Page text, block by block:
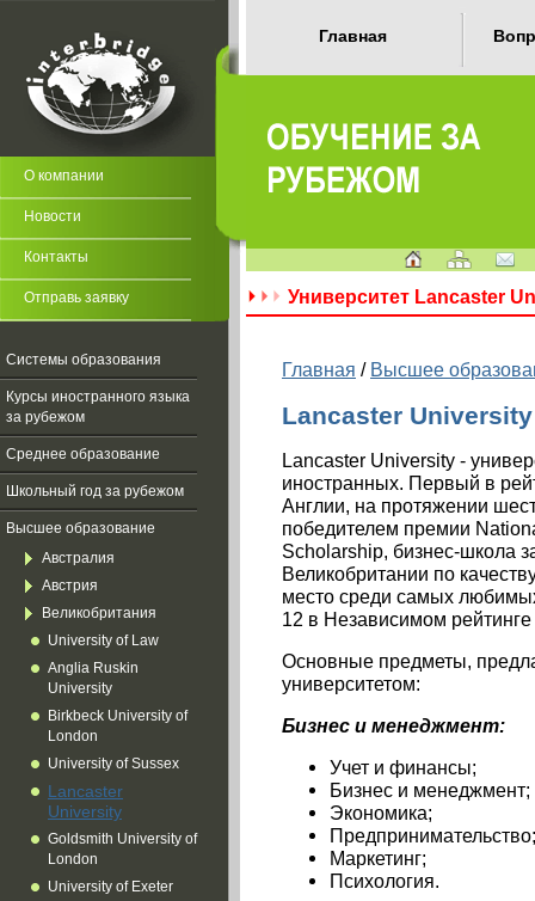
О компании
Новости
Контакты
Отправь заявку
Системы образования
Курсы иностранного языка
за рубежом
Среднее образование
Школьный год за рубежом
Высшее образование
Австралия
Австрия
Великобритания
University of Law
Anglia Ruskin
University
Birkbeck University of
London
University of Sussex
Lancaster
University
Goldsmith University of
London
University of Exeter
Главная
Университет Lancaster
Главная / Высшее
Lancaster University
Lancaster University -
иностранных. Первый в
Англии, на протяжении
победителем премии
Scholarship, бизнес-школа
Великобритании по
место среди самых
12 в Независимом рейтинге
Основные предметы,
университетом:
Бизнес и менеджмент:
Учет и финансы;
Бизнес и менеджмент;
Экономика;
Предпринимательство;
Маркетинг;
Психология.